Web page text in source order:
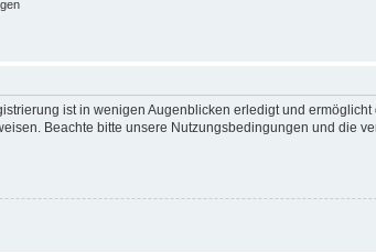
ist in wenigen Augenblicken erledigt und
Beachte bitte unsere Nutzungsbedingungen und die